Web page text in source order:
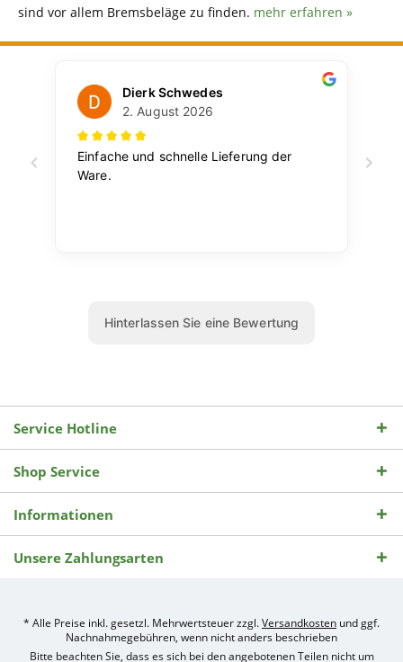
sind vor allem Bremsbeläge zu finden. mehr erfahren »
Service Hotline
Shop Service
Informationen
Unsere Zahlungsarten
* Alle Preise inkl. gesetzl. Mehrwertsteuer zzgl.Versandkosten und ggf.
Nachnahmegebühren, wenn nicht anders beschrieben
Bitte beachten Sie, dass es sich bei den angebotenen Teilen nicht um